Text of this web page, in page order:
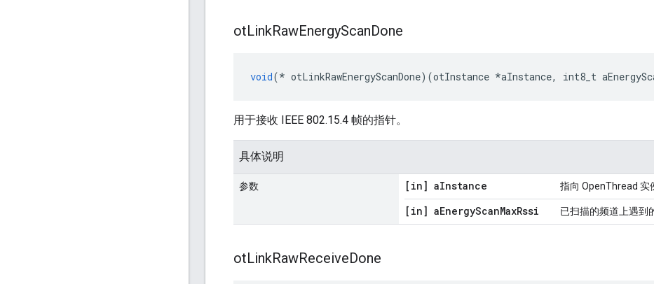
otLinkRawEnergyScanDone
void(* otLinkRawEnergyScanDone)(otInstance *aInstance, int8_t
用于接收 IEEE 802.15.4 帧的指针。
具体说明
参数 [in] aInstance 指向 OpenThread 实
[in] aEnergyScanMaxRssi 已扫描的频道上遇到
otLinkRawReceiveDone